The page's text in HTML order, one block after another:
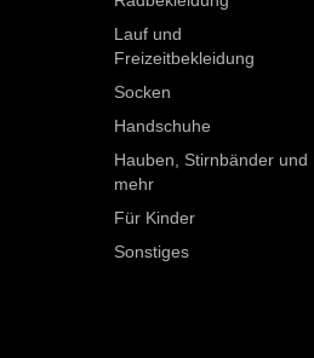
Lauf und
Freizeitbekleidung
Socken
Handschuhe
Hauben, Stirnbänder und
mehr
Für Kinder
Sonstiges